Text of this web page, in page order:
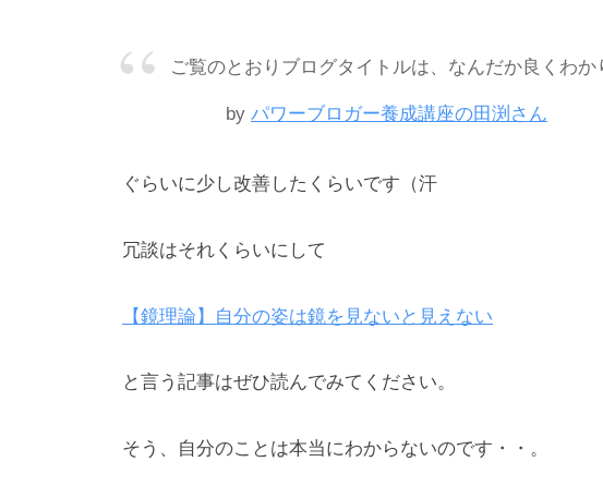
ご覧のとおりブログタイトルは、なんだか良くわか
by パワーブロガー養成講座の田渕さん
ぐらいに少し改善したくらいです（汗
冗談はそれくらいにして
【鏡理論】自分の姿は鏡を見ないと見えない
と言う記事はぜひ読んでみてください。
そう、自分のことは本当にわからないのです・・。